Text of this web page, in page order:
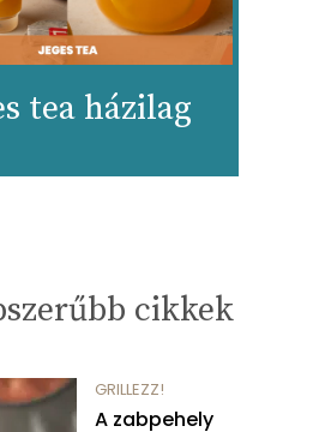
tea házilag
cikkek
GRILLEZZ!
A zabpehely